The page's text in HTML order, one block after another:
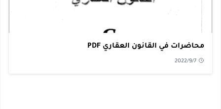
محاضرات في القانون العقاري PDF
2022/9/7